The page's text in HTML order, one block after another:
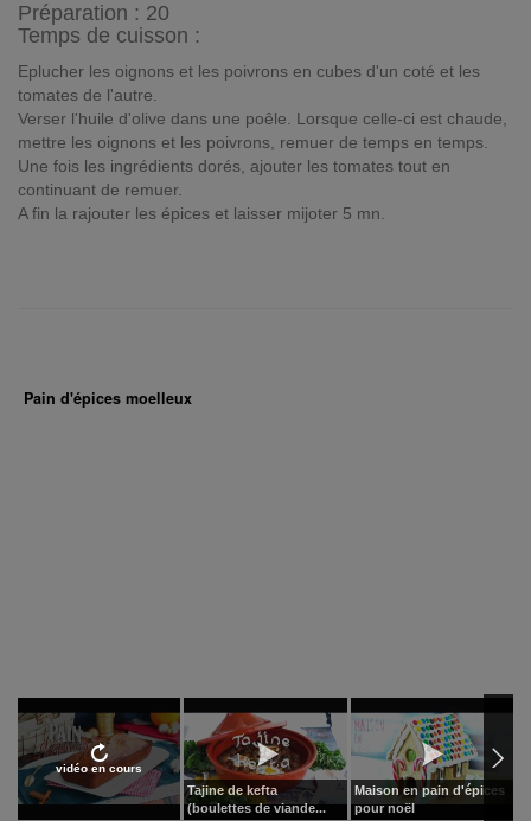
Préparation : 20
Temps de cuisson :
Eplucher les oignons et les poivrons en cubes d'un coté et les
tomates de l'autre.
Verser l'huile d'olive dans une poêle. Lorsque celle-ci est chaude,
mettre les oignons et les poivrons, remuer de temps en temps.
Une fois les ingrédients dorés, ajouter les tomates tout en
continuant de remuer.
A fin la rajouter les épices et laisser mijoter 5 mn.
Pain d'épices moelleux
vidéo en cours
Tajine de kefta
(boulettes de viande...
Maison en pain d'épices
pour noël